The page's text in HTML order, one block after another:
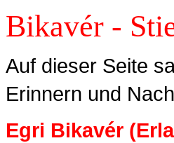
Bikavér -
Auf dieser Seite
Erinnern und
Egri Bikavér